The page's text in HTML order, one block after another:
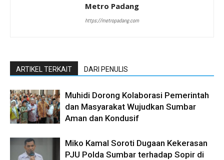
Metro Padang
https://metropadang.com
ARTIKEL TERKAIT DARI PENULIS
Muhidi Dorong Kolaborasi Pemerintah
dan Masyarakat Wujudkan Sumbar
Aman dan Kondusif
Miko Kamal Soroti Dugaan Kekerasan
PJU Polda Sumbar terhadap Sopir di